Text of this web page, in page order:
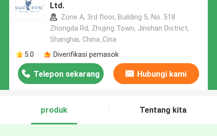
Ltd.
Zone A, 3rd floor, Building 5, No. 518
Zhongda Rd, Zhujing Town, Jinshan District,
Shanghai, China.,Cina
5.0
Diverifikasi pemasok
Telepon sekarang Hubungi kami
produk Tentang kita